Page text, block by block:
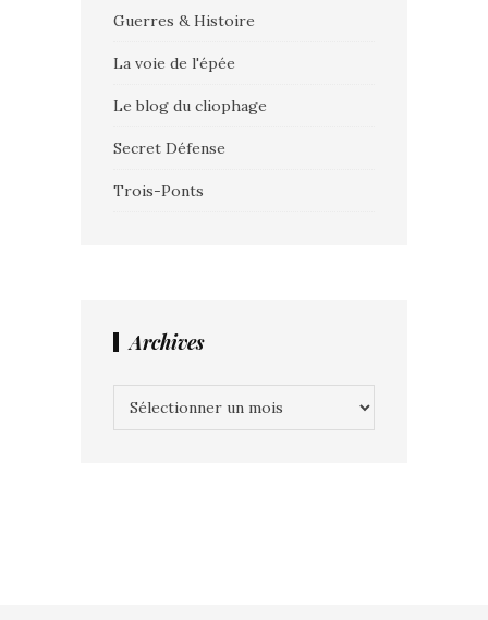
Guerres & Histoire
La voie de l'épée
Le blog du cliophage
Secret Défense
Trois-Ponts
Archives